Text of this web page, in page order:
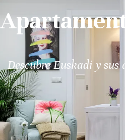
Descubre Euskadi y